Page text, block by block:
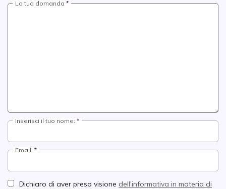
La tua domanda
Inserisci il tuo nome:
Email:
Dichiaro di aver preso visione dell'informativa in materia di